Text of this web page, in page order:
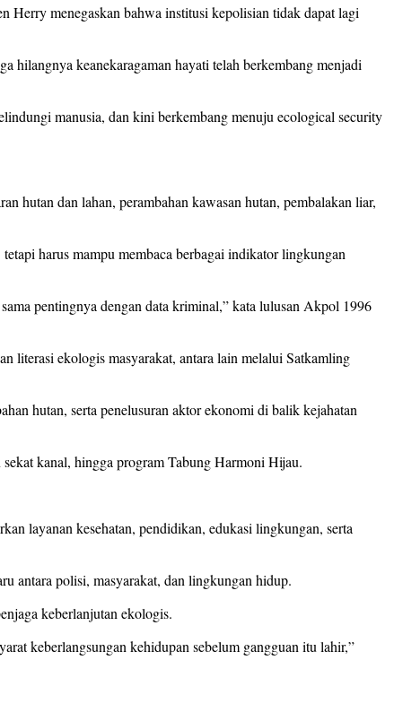
Herry menegaskan bahwa institusi kepolisian tidak dapat lagi
hilangnya keanekaragaman hayati telah berkembang menjadi
manusia, dan kini berkembang menuju ecological security
hutan dan lahan, perambahan kawasan hutan, pembalakan liar,
harus mampu membaca berbagai indikator lingkungan
pentingnya dengan data kriminal,” kata lulusan Akpol 1996
literasi ekologis masyarakat, antara lain melalui Satkamling
hutan, serta penelusuran aktor ekonomi di balik kejahatan
kanal, hingga program Tabung Harmoni Hijau.
layanan kesehatan, pendidikan, edukasi lingkungan, serta
antara polisi, masyarakat, dan lingkungan hidup.
keberlanjutan ekologis.
keberlangsungan kehidupan sebelum gangguan itu lahir,”